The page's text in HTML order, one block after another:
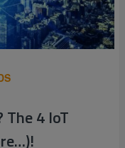
The 4 IoT